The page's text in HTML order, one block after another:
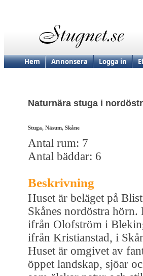
Hem Annonsera Logga in
Naturnära stuga i
Stuga, Näsum, Skåne
Antal rum: 7
Antal bäddar: 6
Beskrivning
Huset är beläget på
Skånes nordöstra
ifrån Olofström i
ifrån Kristianstad, i
Huset är omgivet av
öppet landskap, sjöar